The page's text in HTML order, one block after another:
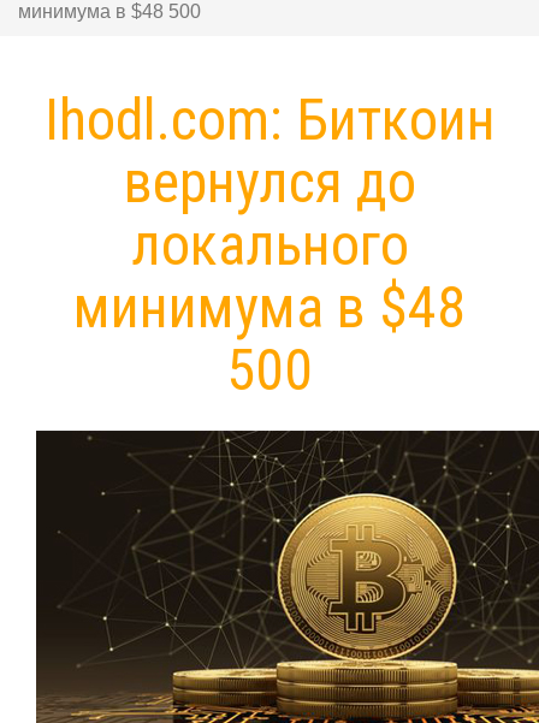
минимума в $48 500
Ihodl.com: Биткоин
вернулся до
локального
минимума в $48
500